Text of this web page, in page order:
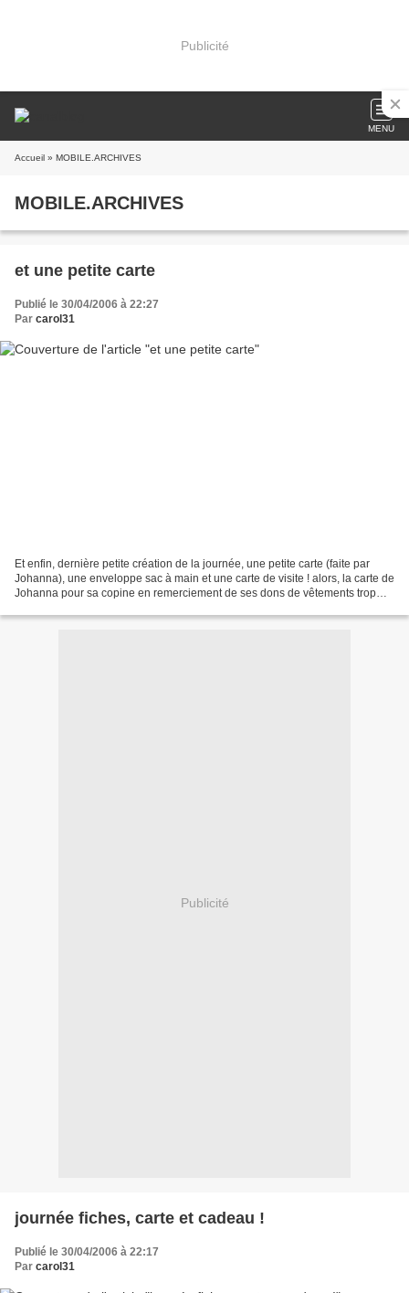
Publicité
MENU
Accueil » MOBILE.ARCHIVES
MOBILE.ARCHIVES
et une petite carte
Publié le 30/04/2006 à 22:27
Par carol31
Et enfin, dernière petite création de la journée, une petite carte (faite par
Johanna), une enveloppe sac à main et une carte de visite ! alors, la carte de
Johanna pour sa copine en remerciement de ses dons de vêtements trop
Publicité
journée fiches, carte et cadeau !
Publié le 30/04/2006 à 22:17
Par carol31